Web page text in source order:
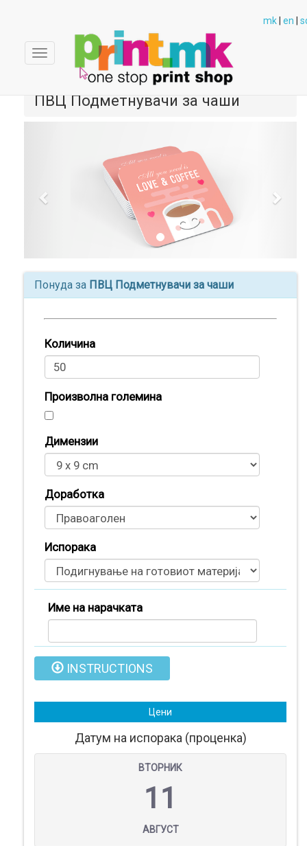
Производи
(0)
Кошничка
Нарачки
Помош
Контакт
mk en
Toggle
navigation
ПВЦ Подметнувачи за чаши
Понуда за ПВЦ Подметнувачи за чаши
Количина
Произволна големина
Димензии
Доработка
Испорака
Име на нарачката
INSTRUCTIONS
Цени
Датум на испорака (проценка)
ВТОРНИК
11
АВГУСТ